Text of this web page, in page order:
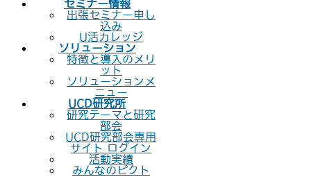
セミナー情報
出張セミナー申し
込み
U活カレッジ
ソリューション
特徴と導入のメリ
ット
ソリューションメ
ニュー
UCD研究所
研究テーマと研究
部会
UCD研究部会専用
サイト ログイン
活動実績
みんなのピクト